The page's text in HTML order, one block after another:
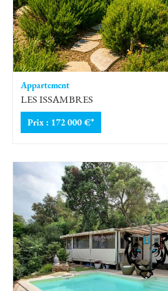
Appartement
LES ISSAMBRES
Prix : 172 000 €*